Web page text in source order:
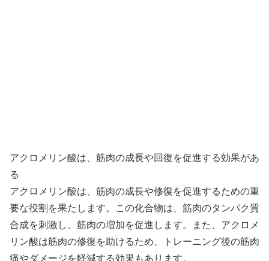
アクロメリン酸は、筋肉の成長や回復を促進する効果があ
る
アクロメリン酸は、筋肉の成長や修復を促進するための重
要な役割を果たします。この化合物は、筋肉のタンパク質
合成を刺激し、筋肉の増加を促進します。また、アクロメ
リン酸は筋肉の修復を助けるため、トレーニング後の筋肉
痛やダメージを軽減する効果もあります。